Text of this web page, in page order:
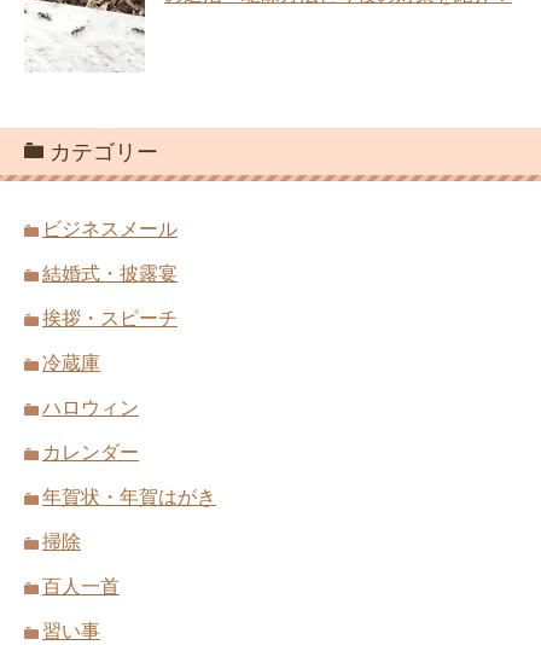
カテゴリー
ビジネスメール
結婚式・披露宴
挨拶・スピーチ
冷蔵庫
ハロウィン
カレンダー
年賀状・年賀はがき
掃除
百人一首
習い事